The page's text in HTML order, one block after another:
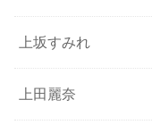
上坂すみれ
上田麗奈